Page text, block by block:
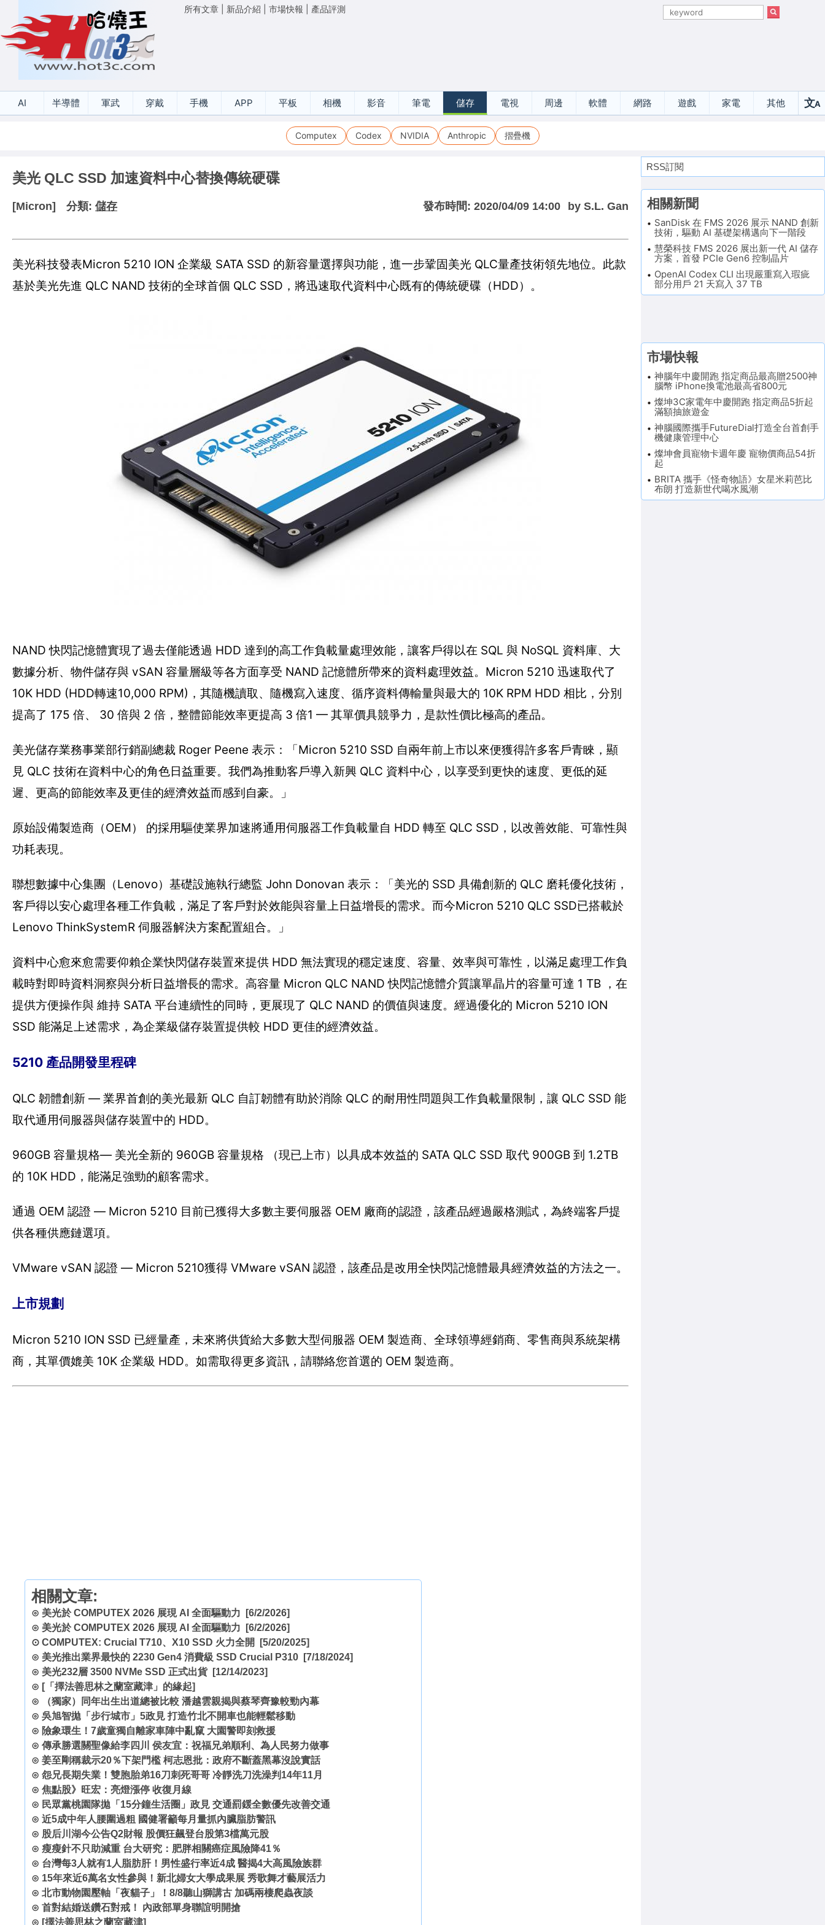
所有文章 新品介紹 市場快報 產品評測
AI 半導體 軍武 穿戴 手機 APP 平板 相機 影音 筆電 儲存 電視 周邊 軟體 網路 遊戲 家電 其他 文A
Computex Codex NVIDIA Anthropic 摺疊機
美光 QLC SSD 加速資料中心替換傳統硬碟
[Micron] 分類: 儲存 發布時間: 2020/04/09 14:00 by S.L. Gan
美光科技發表Micron 5210 ION 企業級 SATA SSD 的新容量選擇與功能，進一步鞏固美光 QLC量產技術領先地位。此款
基於美光先進 QLC NAND 技術的全球首個 QLC SSD，將迅速取代資料中心既有的傳統硬碟（HDD）。
NAND 快閃記憶體實現了過去僅能透過 HDD 達到的高工作負載量處理效能，讓客戶得以在 SQL 與 NoSQL 資料庫、大
數據分析、物件儲存與 vSAN 容量層級等各方面享受 NAND 記憶體所帶來的資料處理效益。Micron 5210 迅速取代了
10K HDD (HDD轉速10,000 RPM)，其隨機讀取、隨機寫入速度、循序資料傳輸量與最大的 10K RPM HDD 相比，分別
提高了 175 倍、 30 倍與 2 倍，整體節能效率更提高 3 倍1 — 其單價具競爭力，是款性價比極高的產品。
美光儲存業務事業部行銷副總裁 Roger Peene 表示：「Micron 5210 SSD 自兩年前上市以來便獲得許多客戶青睞，顯
見 QLC 技術在資料中心的角色日益重要。我們為推動客戶導入新興 QLC 資料中心，以享受到更快的速度、更低的延
遲、更高的節能效率及更佳的經濟效益而感到自豪。」
原始設備製造商（OEM） 的採用驅使業界加速將通用伺服器工作負載量自 HDD 轉至 QLC SSD，以改善效能、可靠性與
功耗表現。
聯想數據中心集團（Lenovo）基礎設施執行總監 John Donovan 表示：「美光的 SSD 具備創新的 QLC 磨耗優化技術，
客戶得以安心處理各種工作負載，滿足了客戶對於效能與容量上日益增長的需求。而今Micron 5210 QLC SSD已搭載於
Lenovo ThinkSystemR 伺服器解決方案配置組合。」
資料中心愈來愈需要仰賴企業快閃儲存裝置來提供 HDD 無法實現的穩定速度、容量、效率與可靠性，以滿足處理工作負
載時對即時資料洞察與分析日益增長的需求。高容量 Micron QLC NAND 快閃記憶體介質讓單晶片的容量可達 1 TB ，在
提供方便操作與 維持 SATA 平台連續性的同時，更展現了 QLC NAND 的價值與速度。經過優化的 Micron 5210 ION
SSD 能滿足上述需求，為企業級儲存裝置提供較 HDD 更佳的經濟效益。
5210 產品開發里程碑
QLC 韌體創新 — 業界首創的美光最新 QLC 自訂韌體有助於消除 QLC 的耐用性問題與工作負載量限制，讓 QLC SSD 能
取代通用伺服器與儲存裝置中的 HDD。
960GB 容量規格— 美光全新的 960GB 容量規格 （現已上市）以具成本效益的 SATA QLC SSD 取代 900GB 到 1.2TB
的 10K HDD，能滿足強勁的顧客需求。
通過 OEM 認證 — Micron 5210 目前已獲得大多數主要伺服器 OEM 廠商的認證，該產品經過嚴格測試，為終端客戶提
供各種供應鏈選項。
VMware vSAN 認證 — Micron 5210獲得 VMware vSAN 認證，該產品是改用全快閃記憶體最具經濟效益的方法之一。
上市規劃
Micron 5210 ION SSD 已經量產，未來將供貨給大多數大型伺服器 OEM 製造商、全球領導經銷商、零售商與系統架構
商，其單價媲美 10K 企業級 HDD。如需取得更多資訊，請聯絡您首選的 OEM 製造商。
相關文章:
⊙ 美光於 COMPUTEX 2026 展現 AI 全面驅動力 [6/2/2026]
⊙ 美光於 COMPUTEX 2026 展現 AI 全面驅動力 [6/2/2026]
⊙ COMPUTEX: Crucial T710、X10 SSD 火力全開
[5/20/2025]
⊙ 美光推出業界最快的 2230 Gen4 消費級 SSD Crucial P310 [7/18/2024]
⊙ 美光232層 3500 NVMe SSD 正式出貨 [12/14/2023]
⊙ [「擇法善思林之蘭室藏津」的緣起]
⊙
（獨家）同年出生出道總被比較 潘越雲親揭與蔡琴齊豫較勁內幕
⊙ 吳旭智拋「步行城市」5政見 打造竹北不開車也能輕鬆移動
⊙ 險象環生！7歲童獨自離家車陣中亂竄 大園警即刻救援
⊙ 傳承勝選關聖像給李四川 侯友宜：祝福兄弟順利、為人民努力做事
⊙ 姜至剛稱裁示20％下架門檻 柯志恩批：政府不斷蓋黑幕沒說實話
⊙ 怨兄長期失業！雙胞胎弟16刀刺死哥哥 冷靜洗刀洗澡判14年11月
⊙ 焦點股》旺宏：亮燈漲停 收復月線
⊙ 民眾黨桃園隊拋「15分鐘生活圈」政見 交通罰鍰全數優先改善交通
⊙ 近5成中年人腰圍過粗 國健署籲每月量抓內臟脂肪警訊
⊙ 股后川湖今公告Q2財報 股價狂飆登台股第3檔萬元股
⊙ 瘦瘦針不只助減重 台大研究：肥胖相關癌症風險降41％
⊙ 台灣每3人就有1人脂肪肝！男性盛行率近4成 醫揭4大高風險族群
⊙ 15年來近6萬名女性參與！新北婦女大學成果展 秀歌舞才藝展活力
⊙ 北市動物園壓軸「夜貓子」！8/8聽山獅講古 加碼兩棲爬蟲夜談
⊙ 首對結婚送鑽石對戒！ 內政部單身聯誼明開搶
⊙ [擇法善思林之蘭室藏津]
RSS訂閱
相關新聞
SanDisk 在 FMS 2026 展示 NAND 創新
技術，驅動 AI 基礎架構邁向下一階段
慧榮科技 FMS 2026 展出新一代 AI 儲存
方案，首發 PCIe Gen6 控制晶片
OpenAI Codex CLI 出現嚴重寫入瑕疵
部分用戶 21 天寫入 37 TB
市場快報
神腦年中慶開跑 指定商品最高贈2500神
腦幣 iPhone換電池最高省800元
燦坤3C家電年中慶開跑 指定商品5折起
滿額抽旅遊金
神腦國際攜手FutureDial打造全台首創手
機健康管理中心
燦坤會員寵物卡週年慶 寵物價商品54折
起
BRITA 攜手《怪奇物語》女星米莉芭比
布朗 打造新世代喝水風潮